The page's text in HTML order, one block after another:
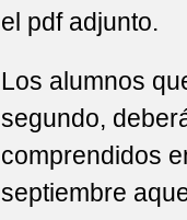
el pdf adjunto.
Los alumnos
segundo,
comprendidos
septiembre